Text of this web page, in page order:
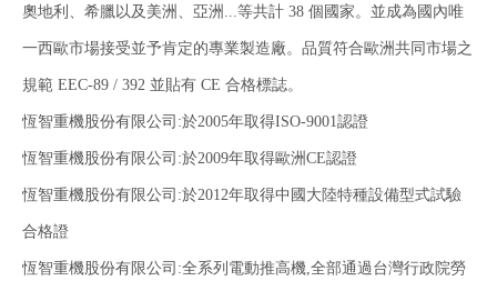
奧地利、希臘以及美洲、亞洲...等共計 38 個國家。並成為國內唯
一西歐市場接受並予肯定的專業製造廠。品質符合歐洲共同市場之
規範 EEC-89 / 392 並貼有 CE 合格標誌。
恆智重機股份有限公司:於2005年取得ISO-9001認證
恆智重機股份有限公司:於2009年取得歐洲CE認證
恆智重機股份有限公司:於2012年取得中國大陸特種設備型式試驗
合格證
恆智重機股份有限公司:全系列電動推高機,全部通過台灣行政院勞